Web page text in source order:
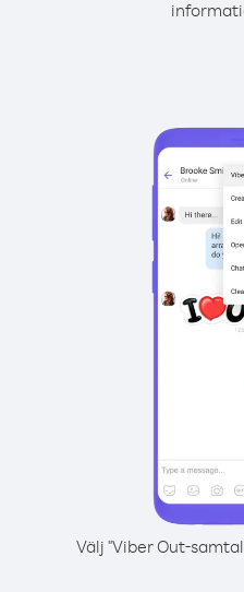
Välj "Viber Out-